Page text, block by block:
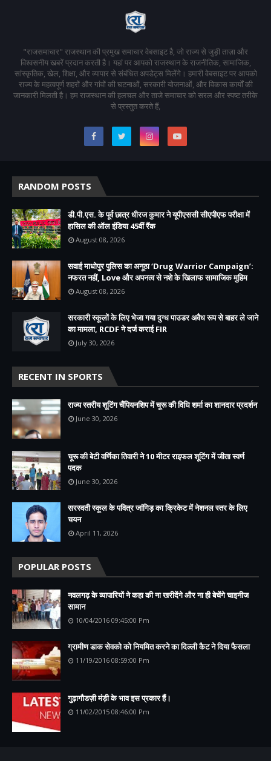
"राजसमाचार" राजस्थान की प्रमुख समाचार वेबसाइट है, जो राज्य से जुड़ी ताज़ा और
विश्वसनीय खबरें प्रदान करती है। यहां पर आपको राजस्थान के राजनीतिक, सामाजिक,
सांस्कृतिक, खेल, शिक्षा, और व्यापार से संबंधित अपडेट्स मिलेंगे। हमारी वेबसाइट पर आपको
राज्य के महत्वपूर्ण शहरों और गांवों की घटनाओं, सरकारी योजनाओं, और विकास कार्यों की
जानकारी मिलती है। हम राजस्थान की हलचल और ताजे समाचार को सरल और स्पष्ट तरीके
से प्रस्तुत करते हैं,
RANDOM POSTS
डी.पी.एस. के पूर्व छात्र धीरज कुमार ने यूपीएससी सीएपीएफ परीक्षा में
हासिल की ऑल इंडिया 45वीं रैंक
August 08, 2026
सवाई माधोपुर पुलिस का अनूठा ‘Drug Warrior Campaign’:
नफरत नहीं, Love और अपनत्व से नशे के खिलाफ सामाजिक मुहिम
August 08, 2026
सरकारी स्कूलों के लिए भेजा गया दुग्ध पाउडर अवैध रूप से बाहर ले जाने
का मामला, RCDF ने दर्ज कराई FIR
July 30, 2026
RECENT IN SPORTS
राज्य स्तरीय शूटिंग चैंपियनशिप में चूरू की विधि शर्मा का शानदार प्रदर्शन
June 30, 2026
चूरू की बेटी वर्णिका तिवारी ने 10 मीटर राइफल शूटिंग में जीता स्वर्ण
पदक
June 30, 2026
सरस्वती स्कूल के पवित्र जांगिड़ का क्रिकेट में नेशनल स्तर के लिए
चयन
April 11, 2026
POPULAR POSTS
नवलगढ़ के व्यापारियों ने कहा की ना खरीदेंगे और ना ही बेचेंगे चाइनीज
सामान
10/04/2016 09:45:00 Pm
ग्रामीण डाक सेवको को नियमित करने का दिल्ली कैट ने दिया फैसला
11/19/2016 08:59:00 Pm
गुढ़ागौडज़ी मंड़ी के भाव इस प्रकार हैं।
11/02/2015 08:46:00 Pm